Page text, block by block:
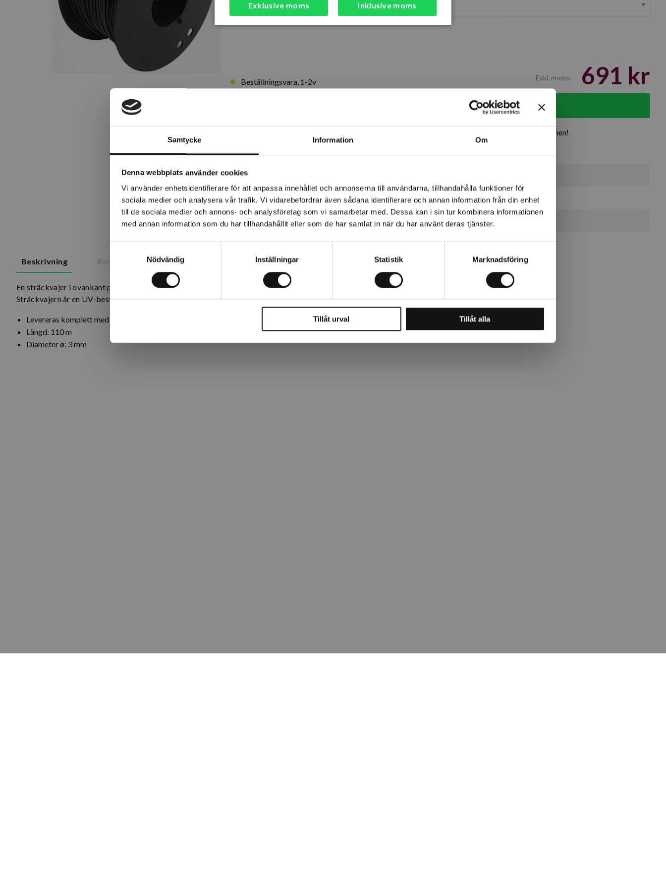
Samtycke Information Om
Denna webbplats använder cookies
Vi använder enhetsidentifierare för att anpassa innehållet och annonserna till användarna, tillhandahålla funktioner för
sociala medier och analysera vår trafik. Vi vidarebefordrar även sådana identifierare och annan information från din enhet
till de sociala medier och annons- och analysföretag som vi samarbetar med. Dessa kan i sin tur kombinera informationen
med annan information som du har tillhandahållit eller som de har samlat in när du har använt deras tjänster.
Nödvändig
Inställningar Statistik Marknadsföring
Tillåt urval Tillåt alla
Beställningsvara, 1-2v Exkl. moms: 691 kr
Lägg i varukorgen
Över 30 år i branschen!
Lagerstatus
Årsta
Rotebro 0 st
Uppsala 0 st
Beskrivning
En sträckvajer i ovankant på nätet möjliggör ett längre avstånd mellan stolparna och ger dessutom en prydligare uppsättning.
Sträckvajern är en UV-beständig plastöverdragen galvad stålvajer.
Levereras komplett med vajerlås.
Längd: 110 m
Diameter ø: 3 mm
Exklusive moms Inklusive moms